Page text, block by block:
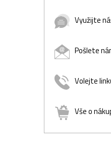
Využijte
Pošlete
Volejte
Vše o